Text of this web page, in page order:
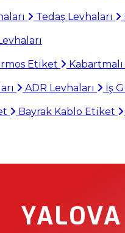
Tedaş Levhaları
Etiket
ADR Levhaları İş
Bayrak Kablo Etiket